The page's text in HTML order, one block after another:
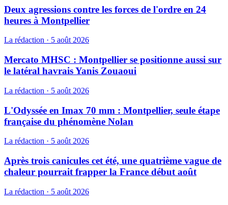
Deux agressions contre les forces de l'ordre en 24
heures à Montpellier
La rédaction · 5 août 2026
Mercato MHSC : Montpellier se positionne aussi sur
le latéral havrais Yanis Zouaoui
La rédaction · 5 août 2026
L'Odyssée en Imax 70 mm : Montpellier, seule étape
française du phénomène Nolan
La rédaction · 5 août 2026
Après trois canicules cet été, une quatrième vague de
chaleur pourrait frapper la France début août
La rédaction · 5 août 2026